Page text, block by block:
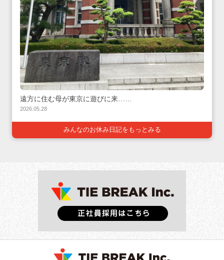
遠方に住む母が東京に遊びに来……
2026.05.28
みんなのお休み日記をもっとみる